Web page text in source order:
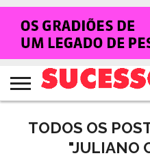
HOME
NOTÍCIAS
SHOWS
ENTREVISTAS
CLIQUES
RANKING
CROWLEY
TV
SUCESSO!
REVISTA
SUCESSO!
TODOS OS
"JULIANO